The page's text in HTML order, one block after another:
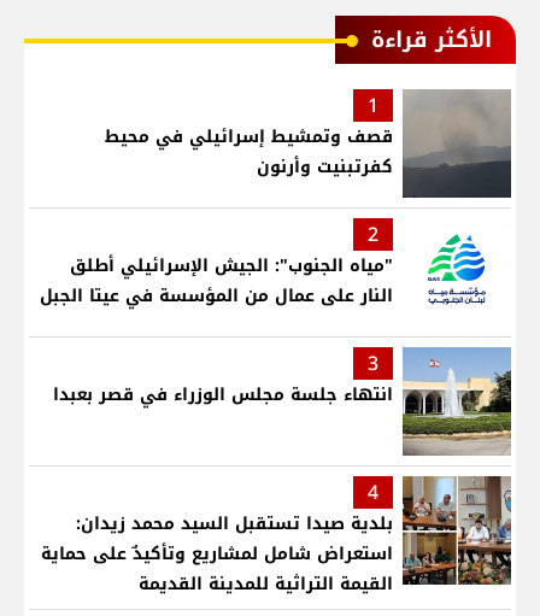
الأكثر قراءة
1
قصف وتمشيط إسرائيلي في محيط
كفرتبنيت وأرنون
2
"مياه الجنوب": الجيش الإسرائيلي أطلق
النار على عمال من المؤسسة في عيتا الجبل
3
انتهاء جلسة مجلس الوزراء في قصر بعبدا
4
بلدية صيدا تستقبل السيد محمد زيدان:
استعراض شامل لمشاريع وتأكيدٌ على حماية
القيمة التراثية للمدينة القديمة